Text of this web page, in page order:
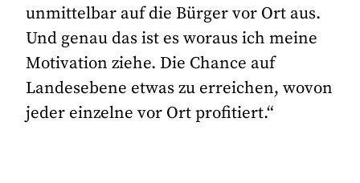
unmittelbar auf die Bürger vor Ort aus.
Und genau das ist es woraus ich meine
Motivation ziehe. Die Chance auf
Landesebene etwas zu erreichen, wovon
jeder einzelne vor Ort profitiert.“